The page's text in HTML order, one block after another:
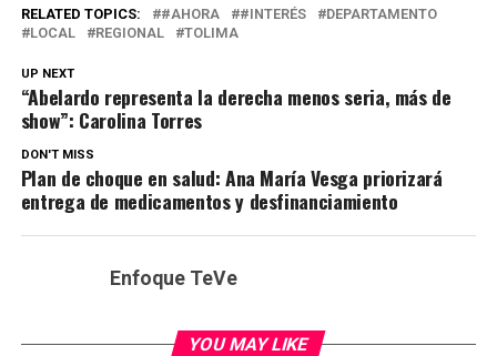
RELATED TOPICS: #AHORA #INTERÉS
DEPARTAMENTO
LOCAL
REGIONAL TOLIMA
UP NEXT
“Abelardo representa la derecha menos seria, más de
show”: Carolina Torres
DON'T MISS
Plan de choque en salud: Ana María Vesga priorizará
entrega de medicamentos y desfinanciamiento
Enfoque TeVe
YOU MAY LIKE